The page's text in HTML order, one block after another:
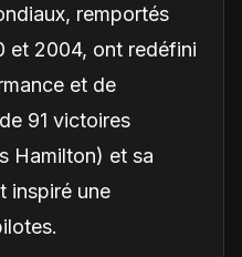
remportés
et 2004, ont redéfini
et de
91 victoires
Hamilton) et sa
inspiré une